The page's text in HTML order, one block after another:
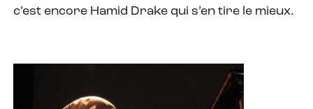
c’est encore Hamid Drake qui s’en tire le mieux.